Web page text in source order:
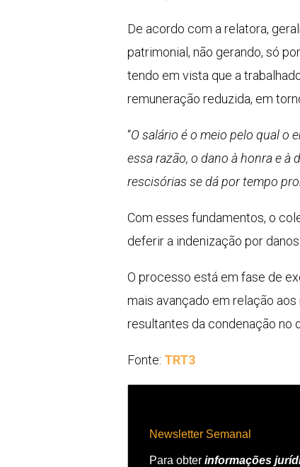
De acordo com a relatora,
patrimonial, não gerando, só
tendo em vista que a
remuneração reduzida, em
“O salário é o meio pelo qual o
essa razão, o dano à honra e
rescisórias se dá por tempo
Com esses fundamentos, o
deferir a indenização por
O processo está em fase de
mais avançado em relação
resultantes da condenação no
Fonte: TRT3
Newsletter Semanal
Para obter informações